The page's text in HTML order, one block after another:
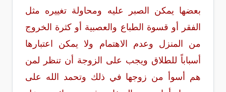
بعضها يمكن الصبر عليه ومحاولة تغييره مثل
الفقر أو قسوة الطباع والعصبية أو كثرة الخروج
من المنزل وعدم الاهتمام ولا يمكن اعتبارها
أسباباً للطلاق ويجب على الزوجة أن تنظر لمن
هم أسوأ من زوجها في ذلك وتحمد الله على